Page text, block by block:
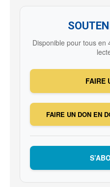
Disponible pour tous en
FAIRE
FAIRE UN DON EN